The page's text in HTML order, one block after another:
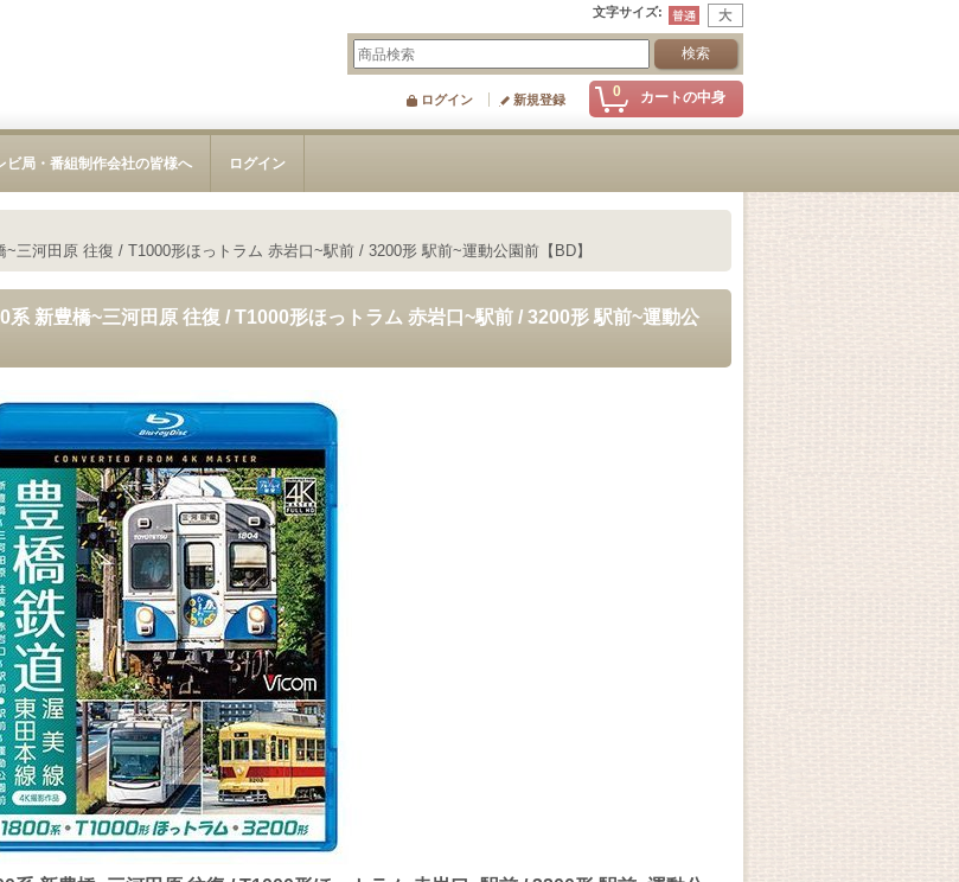
文字サイズ:
0 カートの中身
ログイン 新規登録
ビ局・番組制作会社の皆様へ ログイン
河田原 往復 / T1000形ほっトラム 赤岩口~駅前 / 3200形 駅前~運動公園前【BD】
新豊橋~三河田原 往復 / T1000形ほっトラム 赤岩口~駅前 / 3200形 駅前~運動公